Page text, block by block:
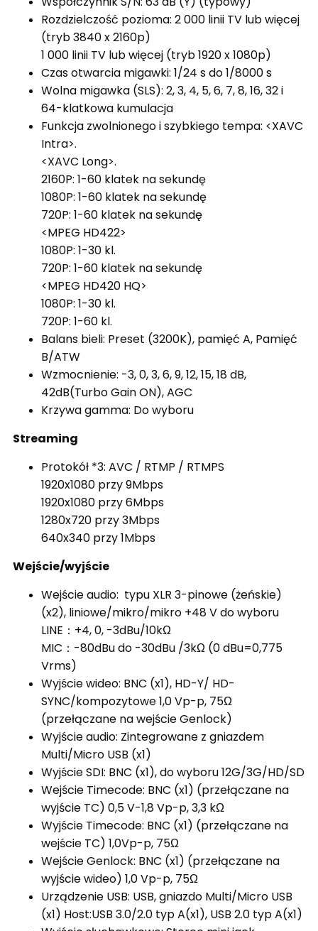
Rozdzielczość pozioma: 2 000 linii TV lub więcej
(tryb 3840 x 2160p)
1 000 linii TV lub więcej (tryb 1920 x 1080p)
Czas otwarcia migawki: 1/24 s do 1/8000 s
Wolna migawka (SLS): 2, 3, 4, 5, 6, 7, 8, 16, 32 i
64-klatkowa kumulacja
Funkcja zwolnionego i szybkiego tempa: <XAVC
Intra>.
<XAVC Long>.
2160P: 1-60 klatek na sekundę
1080P: 1-60 klatek na sekundę
720P: 1-60 klatek na sekundę
<MPEG HD422>
1080P: 1-30 kl.
720P: 1-60 klatek na sekundę
<MPEG HD420 HQ>
1080P: 1-30 kl.
720P: 1-60 kl.
Balans bieli: Preset (3200K), pamięć A, Pamięć
B/ATW
Wzmocnienie: -3, 0, 3, 6, 9, 12, 15, 18 dB,
42dB(Turbo Gain ON), AGC
Krzywa gamma: Do wyboru
Streaming
Protokół *3: AVC / RTMP / RTMPS
1920x1080 przy 9Mbps
1920x1080 przy 6Mbps
1280x720 przy 3Mbps
640x340 przy 1Mbps
Wejście/wyjście
Wejście audio: typu XLR 3-pinowe (żeńskie)
(x2), liniowe/mikro/mikro +48 V do wyboru
LINE：+4, 0, -3dBu/10kΩ
MIC：-80dBu do -30dBu /3kΩ (0 dBu=0,775
Vrms)
Wyjście wideo: BNC (x1), HD-Y/ HD-
SYNC/kompozytowe1,0 Vp-p, 75Ω
(przełączane na wejście Genlock)
Wyjście audio: Zintegrowane z gniazdem
Multi/Micro USB (x1)
Wyjście SDI: BNC (x1), do wyboru 12G/3G/HD/SD
Wejście Timecode: BNC (x1) (przełączane na
wyjście TC) 0,5 V-1,8 Vp-p, 3,3 kΩ
Wyjście Timecode: BNC (x1) (przełączane na
wejście TC) 1,0Vp-p, 75Ω
Wejście Genlock: BNC (x1) (przełączane na
wyjście wideo) 1,0 Vp-p, 75Ω
Urządzenie USB: USB, gniazdo Multi/Micro USB
(x1) Host:USB 3.0/2.0 typ A(x1), USB 2.0 typ A(x1)